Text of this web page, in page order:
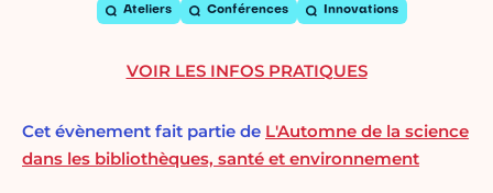
Ateliers Conférences Innovations
Cet évènement fait partie de L'Automne de la science
dans les bibliothèques, santé et environnement
VOIR LES INFOS PRATIQUES